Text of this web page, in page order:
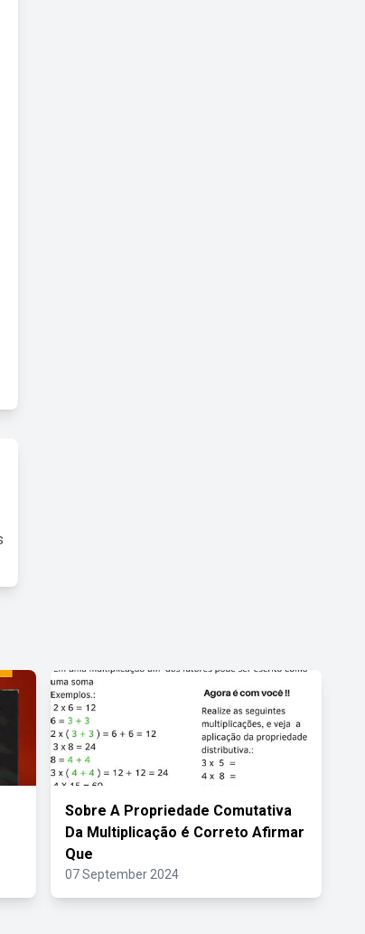
Sobre A Propriedade Comutativa
Da Multiplicação é Correto Afirmar
Que
07 September 2024